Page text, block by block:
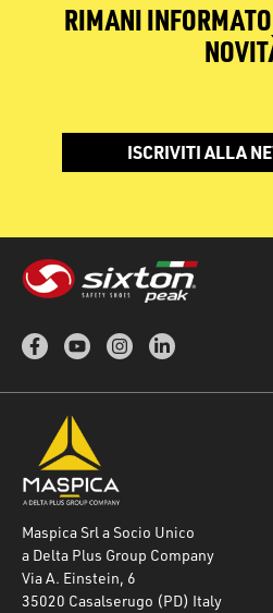
RIMANI
ISCRIVITI ALLA
Maspica Srl a Socio Unico
a Delta Plus Group Company
Via A. Einstein, 6
35020 Casalserugo (PD) Italy